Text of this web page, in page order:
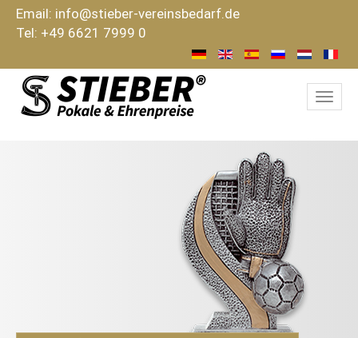
Email: info@stieber-vereinsbedarf.de
Tel: +49 6621 7999 0